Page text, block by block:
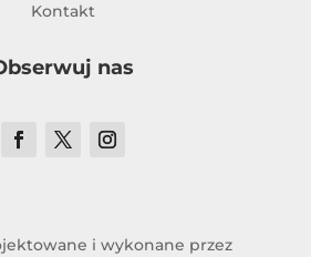
Kontakt
nas
i wykonane przez